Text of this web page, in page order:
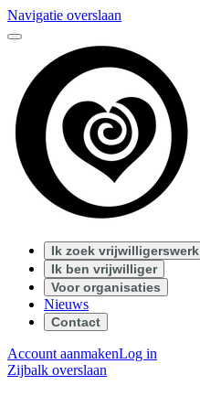
Navigatie overslaan
Ik zoek vrijwilligerswerk
Ik ben vrijwilliger
Voor organisaties
Nieuws
Contact
Account aanmakenLog in
Zijbalk overslaan